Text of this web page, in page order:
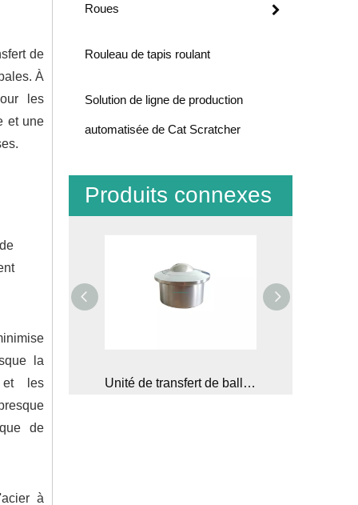
de
À
les
et une
la
et les
de
à
Roues
Rouleau de tapis roulant
Solution de ligne de production
automatisée de Cat Scratcher
Produits connexes
Unité de transfert de balle à charge lourde de 300 kgs pour le transport de cargaison aérienne